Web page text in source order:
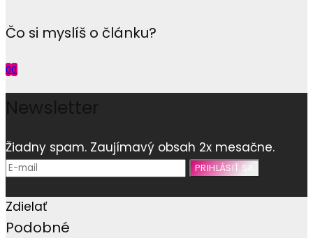
Čo si myslíš o článku?
00
Žiadny spam. Zaujímavý obsah 2x mesačne.
Zdielať
Podobné